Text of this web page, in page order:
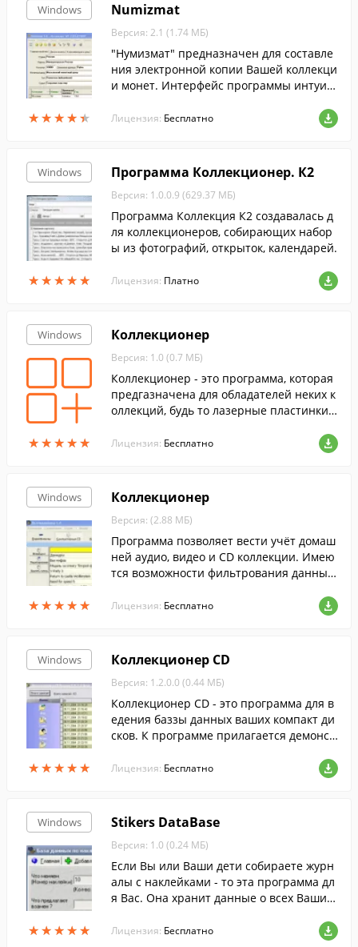
Windows
★★★★★
★★★★★
Numizmat
Версия: 2.1 (1.74 МБ)
"Нумизмат" предназначен для составле
ния электронной копии Вашей коллекци
и монет. Интерфейс программы интуит
ат" можно использовать и как электронн
Лицензия: Бесплатно
Windows
★★★★★
★★★★★
Программа Коллекционер. К2
Версия: 1.0.0.9 (629.37 МБ)
Программа Коллекция К2 создавалась д
ля коллекционеров, собирающих набор
ы из фотографий, открыток, календарей.
Лицензия: Платно
Windows
★★★★★
★★★★★
Коллекционер
Версия: 1.0 (0.7 МБ)
Коллекционер - это программа, которая
предгазначена для обладателей неких к
оллекций, будь то лазерные пластинки,
ое средство для хранения и быстрого по
Лицензия: Бесплатно
Windows
★★★★★
★★★★★
Коллекционер
Версия: (2.88 МБ)
Программа позволяет вести учёт домаш
ней аудио, видео и CD коллекции. Имею
тся возможности фильтрования данных
простой и удобной форме.
Лицензия: Бесплатно
Windows
★★★★★
★★★★★
Коллекционер CD
Версия: 1.2.0.0 (0.44 МБ)
Коллекционер CD - это программа для в
едения баззы данных ваших компакт ди
сков. К программе прилагается демонст
в) Она нужна лишь для демонстрации в
озможностей и интерефейса программ
Лицензия: Бесплатно
Windows
★★★★★
★★★★★
Stikers DataBase
Версия: 1.0 (0.24 МБ)
Если Вы или Ваши дети собираете журн
алы с наклейками - то эта программа дл
я Вас. Она хранит данные о всех Ваших
тует что обменять и на что, а так же лег
Лицензия: Бесплатно